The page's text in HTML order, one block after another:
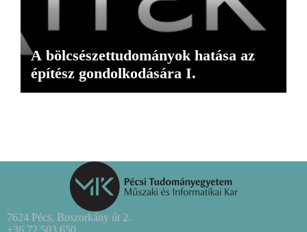
A bölcsészettudományok hatása az
építész gondolkodására I.
7624 Pécs, Boszorkány út 2.
+36 72 503 650